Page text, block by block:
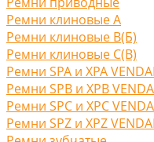
Ремни клиновые A
Ремни клиновые В(Б)
Ремни клиновые С(B)
Ремни SPA и XPA
Ремни SPB и XPB
Ремни SPC и XPC
Ремни SPZ и XPZ